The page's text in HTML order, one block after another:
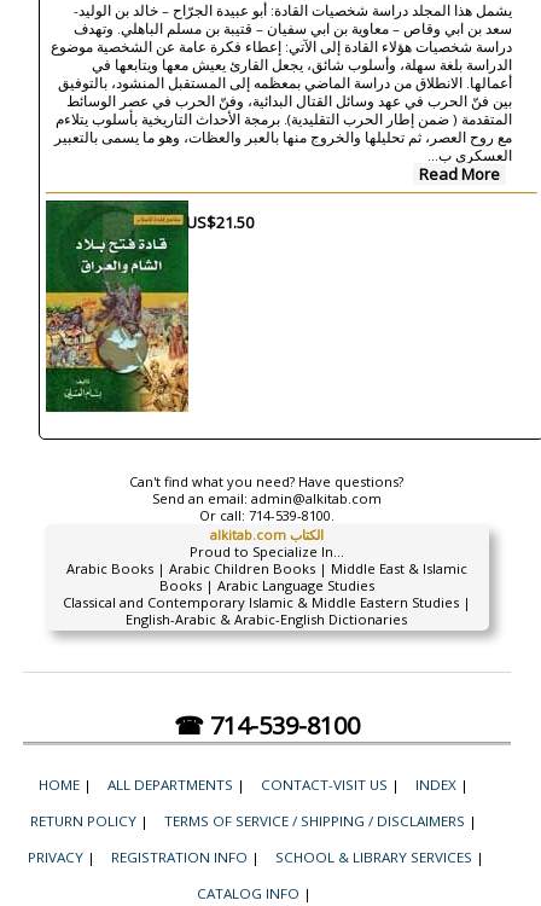
يشمل هذا المجلد دراسة شخصيات القادة: أبو عبيدة الجرّاح – خالد بن الوليد-
سعد بن ابي وقاص – معاوية بن ابي سفيان – قتيبة بن مسلم الباهلي. وتهدف
دراسة شخصيات هؤلاء القادة إلى الآتي: إعطاء فكرة عامة عن الشخصية موضوع
الدراسة بلغة سهلة، وأسلوب شائق، يجعل القارئ يعيش معها ويتابعها في
أعمالها. الانطلاق من دراسة الماضي بمعظمه إلى المستقبل المنشود، بالتوفيق
بين فنّ الحرب في عهد وسائل القتال البدائية، وفنّ الحرب في عصر الوسائط
المتقدمة ( ضمن إطار الحرب التقليدية). برمجة الأحداث التاريخية بأسلوب يتلاءم
مع روح العصر، ثم تحليلها والخروج منها بالعبر والعظات، وهو ما يسمى بالتعبير
العسكري ب...
Read More
US$21.50
Can't find what you need? Have questions?
Send an email: admin@alkitab.com
Or call: 714-539-8100.
alkitab.com الكتاب
Proud to Specialize In...
Arabic Books | Arabic Children Books | Middle East & Islamic
Books | Arabic Language Studies
Classical and Contemporary Islamic & Middle Eastern Studies |
English-Arabic & Arabic-English Dictionaries
☎ 714-539-8100
HOME | ALL DEPARTMENTS | CONTACT-VISIT US | INDEX |
RETURN POLICY | TERMS OF SERVICE / SHIPPING / DISCLAIMERS |
PRIVACY | REGISTRATION INFO | SCHOOL & LIBRARY SERVICES |
CATALOG INFO |